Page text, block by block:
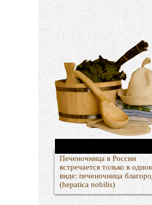
Печеночница в Роcсии
встречается только в
виде: печеночница
(hepatica nobilis)